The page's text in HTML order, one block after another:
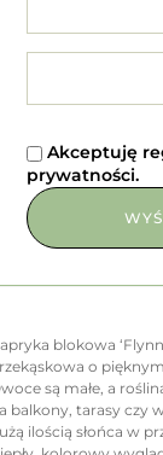
Akceptuję
prywatności.
blokowa
o
są małe, a
balkony, tarasy czy
ilością słońca w